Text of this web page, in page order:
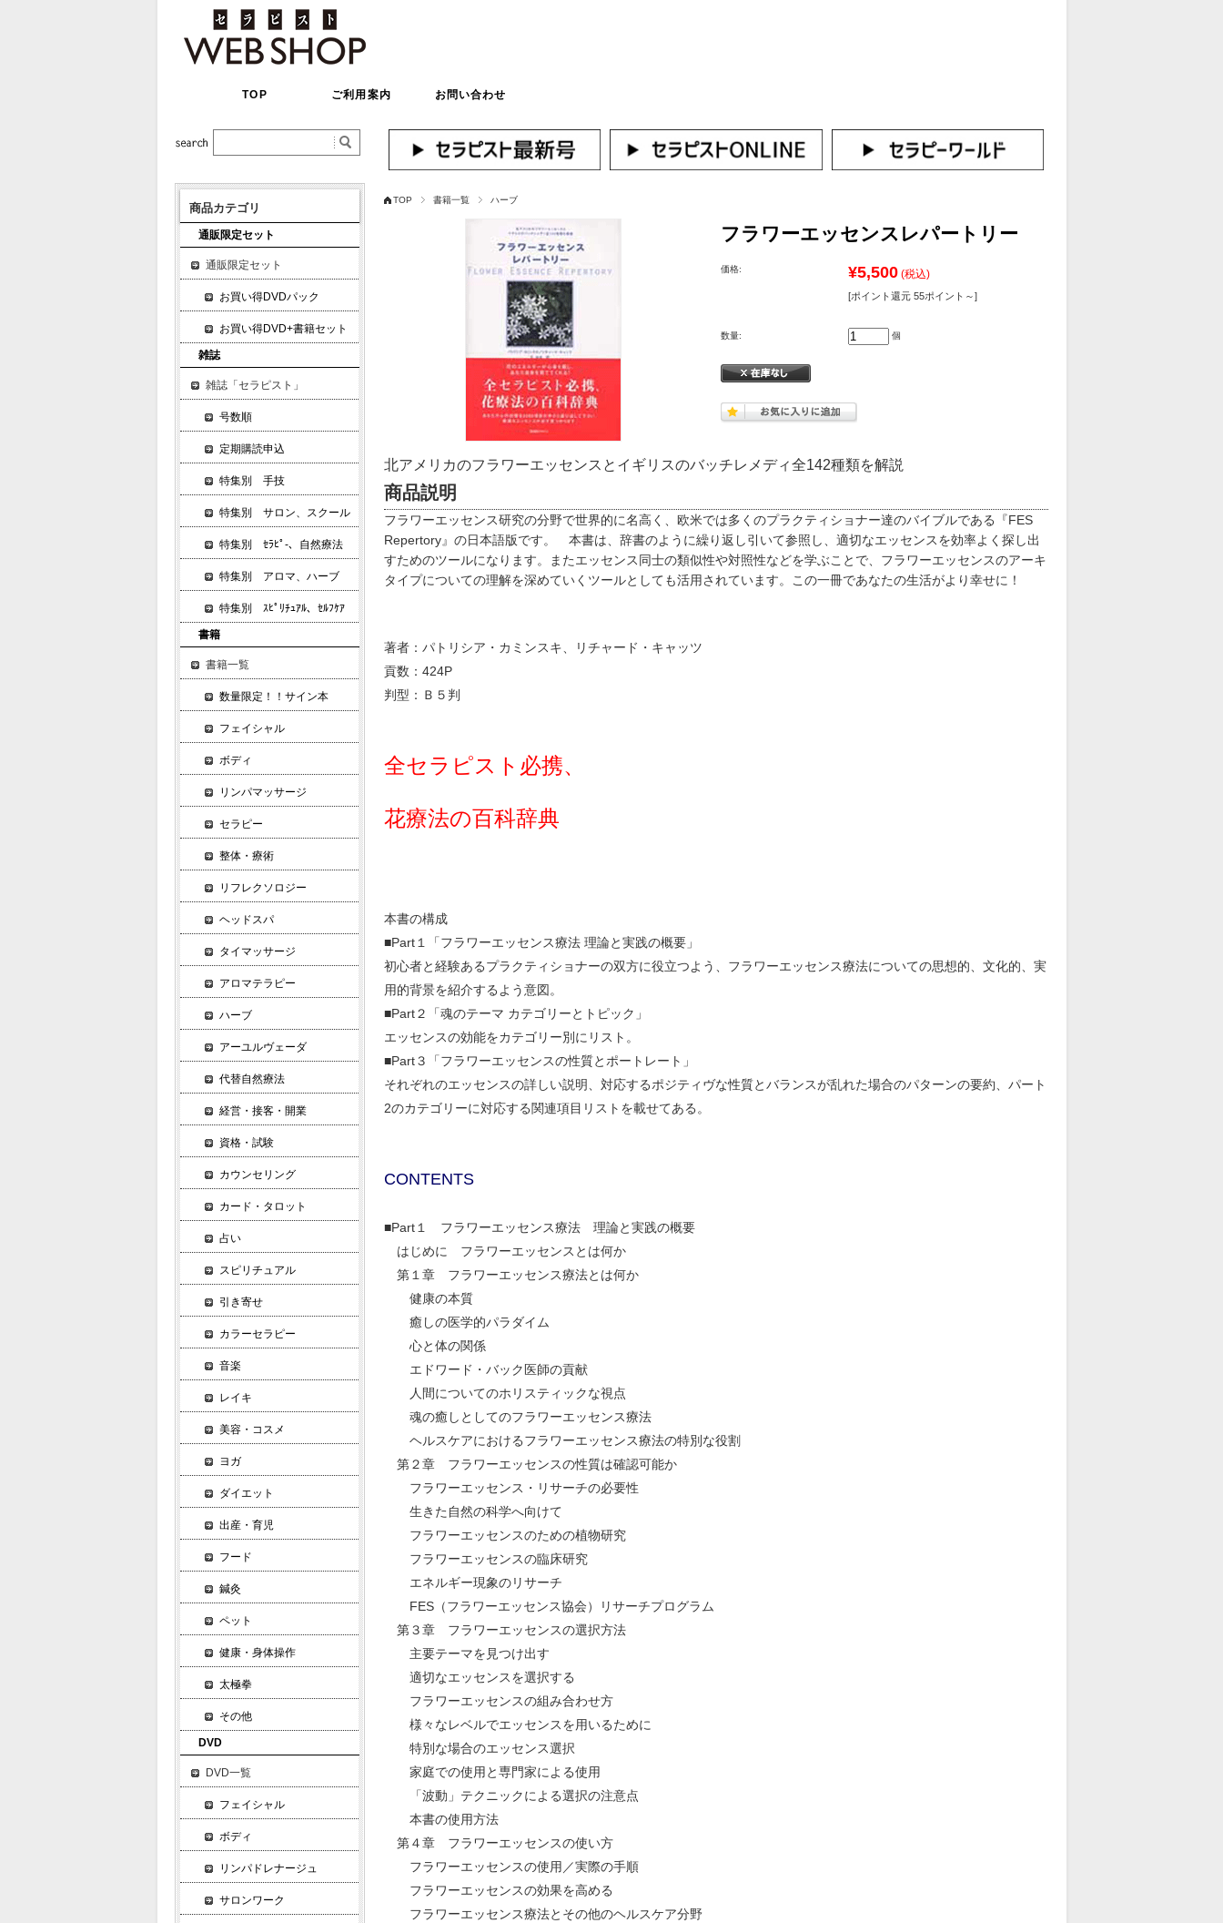
TOP ご利用案内 お問い合わせ
TOP 書籍一覧 ハーブ
フラワーエッセンスレパートリー
価格: ¥5,500 (税込)
[ポイント還元 55ポイント～]
数量: 個
北アメリカのフラワーエッセンスとイギリスのバッチレメディ全142種類を解説
商品説明
フラワーエッセンス研究の分野で世界的に名高く、欧米では多くのプラクティショナー達のバイブルである『FES
Repertory』の日本語版です。 本書は、辞書のように繰り返し引いて参照し、適切なエッセンスを効率よく探し出
すためのツールになります。またエッセンス同士の類似性や対照性などを学ぶことで、フラワーエッセンスのアーキ
タイプについての理解を深めていくツールとしても活用されています。この一冊であなたの生活がより幸せに！
著者：パトリシア・カミンスキ、リチャード・キャッツ
貢数：424P
判型：Ｂ５判
全セラピスト必携、
花療法の百科辞典
本書の構成
■Part１「フラワーエッセンス療法 理論と実践の概要」
初心者と経験あるプラクティショナーの双方に役立つよう、フラワーエッセンス療法についての思想的、文化的、実
用的背景を紹介するよう意図。
■Part２「魂のテーマ カテゴリーとトピック」
エッセンスの効能をカテゴリー別にリスト。
■Part３「フラワーエッセンスの性質とポートレート」
それぞれのエッセンスの詳しい説明、対応するポジティヴな性質とバランスが乱れた場合のパターンの要約、パート
2のカテゴリーに対応する関連項目リストを載せてある。
CONTENTS
■Part１ フラワーエッセンス療法 理論と実践の概要
はじめに フラワーエッセンスとは何か
第１章 フラワーエッセンス療法とは何か
健康の本質
癒しの医学的パラダイム
心と体の関係
エドワード・バック医師の貢献
人間についてのホリスティックな視点
魂の癒しとしてのフラワーエッセンス療法
ヘルスケアにおけるフラワーエッセンス療法の特別な役割
第２章 フラワーエッセンスの性質は確認可能か
フラワーエッセンス・リサーチの必要性
生きた自然の科学へ向けて
フラワーエッセンスのための植物研究
フラワーエッセンスの臨床研究
エネルギー現象のリサーチ
FES（フラワーエッセンス協会）リサーチプログラム
第３章 フラワーエッセンスの選択方法
主要テーマを見つけ出す
適切なエッセンスを選択する
フラワーエッセンスの組み合わせ方
様々なレベルでエッセンスを用いるために
特別な場合のエッセンス選択
家庭での使用と専門家による使用
「波動」テクニックによる選択の注意点
本書の使用方法
第４章 フラワーエッセンスの使い方
フラワーエッセンスの使用／実際の手順
フラワーエッセンスの効果を高める
フラワーエッセンス療法とその他のヘルスケア分野
商品カテゴリ
通販限定セット
通販限定セット
お買い得DVDパック
お買い得DVD+書籍セット
雑誌
雑誌「セラピスト」
号数順
定期購読申込
特集別 手技
特集別 サロン、スクール
特集別 ｾﾗﾋﾟ-、自然療法
特集別 アロマ、ハーブ
特集別 ｽﾋﾟﾘﾁｭｱﾙ、ｾﾙﾌｹｱ
書籍
書籍一覧
数量限定！！サイン本
フェイシャル
ボディ
リンパマッサージ
セラピー
整体・療術
リフレクソロジー
ヘッドスパ
タイマッサージ
アロマテラピー
ハーブ
アーユルヴェーダ
代替自然療法
経営・接客・開業
資格・試験
カウンセリング
カード・タロット
占い
スピリチュアル
引き寄せ
カラーセラピー
音楽
レイキ
美容・コスメ
ヨガ
ダイエット
出産・育児
フード
鍼灸
ペット
健康・身体操作
太極拳
その他
DVD
DVD一覧
フェイシャル
ボディ
リンパドレナージュ
サロンワーク